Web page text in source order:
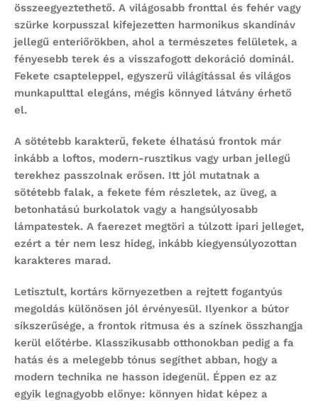
összeegyeztethető. A világosabb fronttal és fehér vagy
szürke korpusszal kifejezetten harmonikus skandináv
jellegű enteriőrökben, ahol a természetes felületek, a
fényesebb terek és a visszafogott dekoráció dominál.
Fekete csapteleppel, egyszerű világítással és világos
munkapulttal elegáns, mégis könnyed látvány érhető
el.
A sötétebb karakterű, fekete élhatású frontok már
inkább a loftos, modern-rusztikus vagy urban jellegű
terekhez passzolnak erősen. Itt jól mutatnak a
sötétebb falak, a fekete fém részletek, az üveg, a
betonhatású burkolatok vagy a hangsúlyosabb
lámpatestek. A faerezet megtöri a túlzott ipari jelleget,
ezért a tér nem lesz hideg, inkább kiegyensúlyozottan
karakteres marad.
Letisztult, kortárs környezetben a rejtett fogantyús
megoldás különösen jól érvényesül. Ilyenkor a bútor
síkszerűsége, a frontok ritmusa és a színek összhangja
kerül előtérbe. Klasszikusabb otthonokban pedig a fa
hatás és a melegebb tónus segíthet abban, hogy a
modern technika ne hasson idegenül. Éppen ez az
egyik legnagyobb előnye: könnyen hidat képez a